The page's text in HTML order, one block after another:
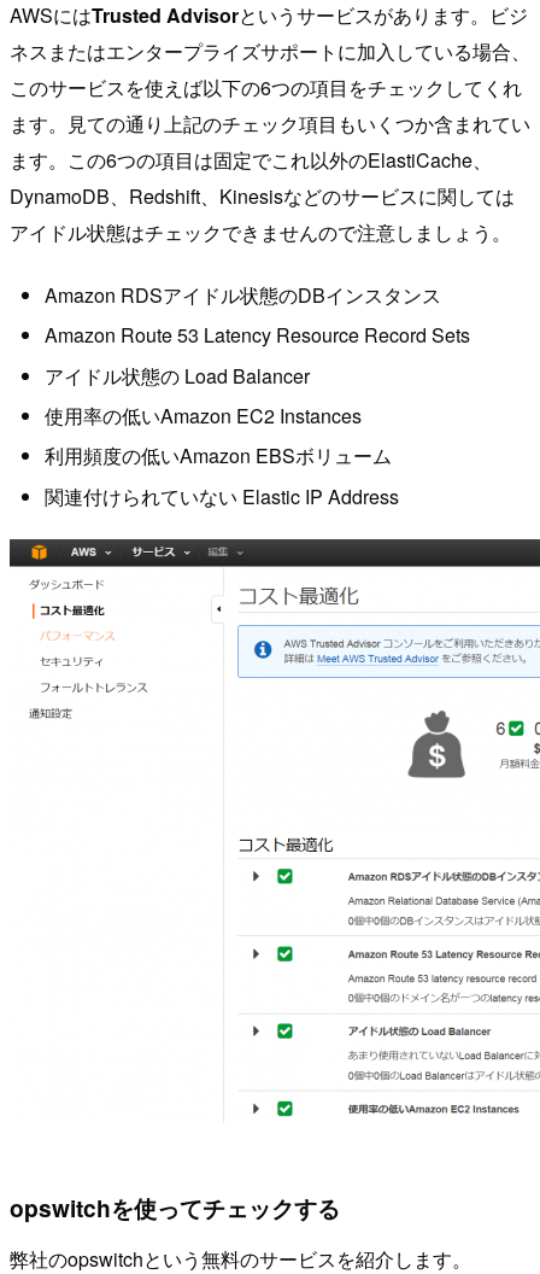
AWSにはTrusted Advisorというサービスがあります。ビジ
ネスまたはエンタープライズサポートに加入している場合、
このサービスを使えば以下の6つの項目をチェックしてくれ
ます。見ての通り上記のチェック項目もいくつか含まれてい
ます。この6つの項目は固定でこれ以外のElastiCache、
DynamoDB、Redshift、Kinesisなどのサービスに関しては
アイドル状態はチェックできませんので注意しましょう。
Amazon RDSアイドル状態のDBインスタンス
Amazon Route 53 Latency Resource Record Sets
アイドル状態の Load Balancer
使用率の低いAmazon EC2 Instances
利用頻度の低いAmazon EBSボリューム
関連付けられていない Elastic IP Address
opswitchを使ってチェックする
弊社のopswitchという無料のサービスを紹介します。